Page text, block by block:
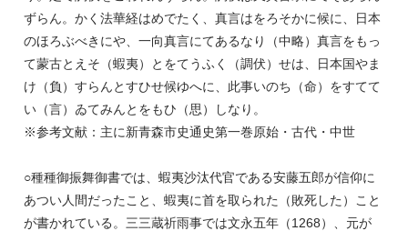
ずらん。かく法華経はめでたく、真言はをろそかに候に、日本
のほろぶべきにや、一向真言にてあるなり（中略）真言をもっ
て蒙古とえそ（蝦夷）とをてうふく（調伏）せは、日本国やま
け（負）すらんとすひせ候ゆへに、此事いのち（命）をすてて
い（言）ゐてみんとをもひ（思）しなり。
※参考文献：主に新青森市史通史第一巻原始・古代・中世
○種種御振舞御書では、蝦夷沙汰代官である安藤五郎が信仰に
あつい人間だったこと、蝦夷に首を取られた（敗死した）こと
が書かれている。三三蔵祈雨事では文永五年（1268）、元が